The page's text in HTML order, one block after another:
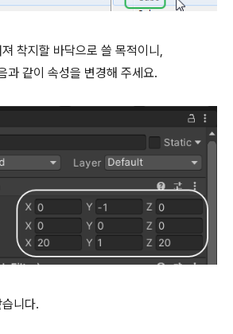
착지할 바닥으로 쓸 목적이니,
같이 속성을 변경해 주세요.
니다.